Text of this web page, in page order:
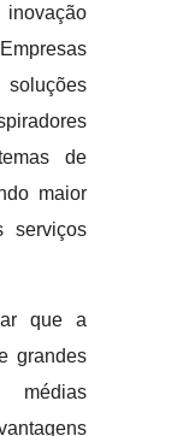
de
maior
serviços
que a
grandes
médias